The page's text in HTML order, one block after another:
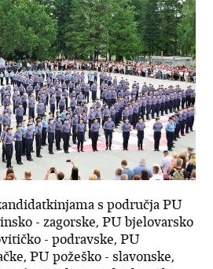
s područja PU
- zagorske, PU bjelovarsko
- podravske, PU
PU požeško - slavonske,